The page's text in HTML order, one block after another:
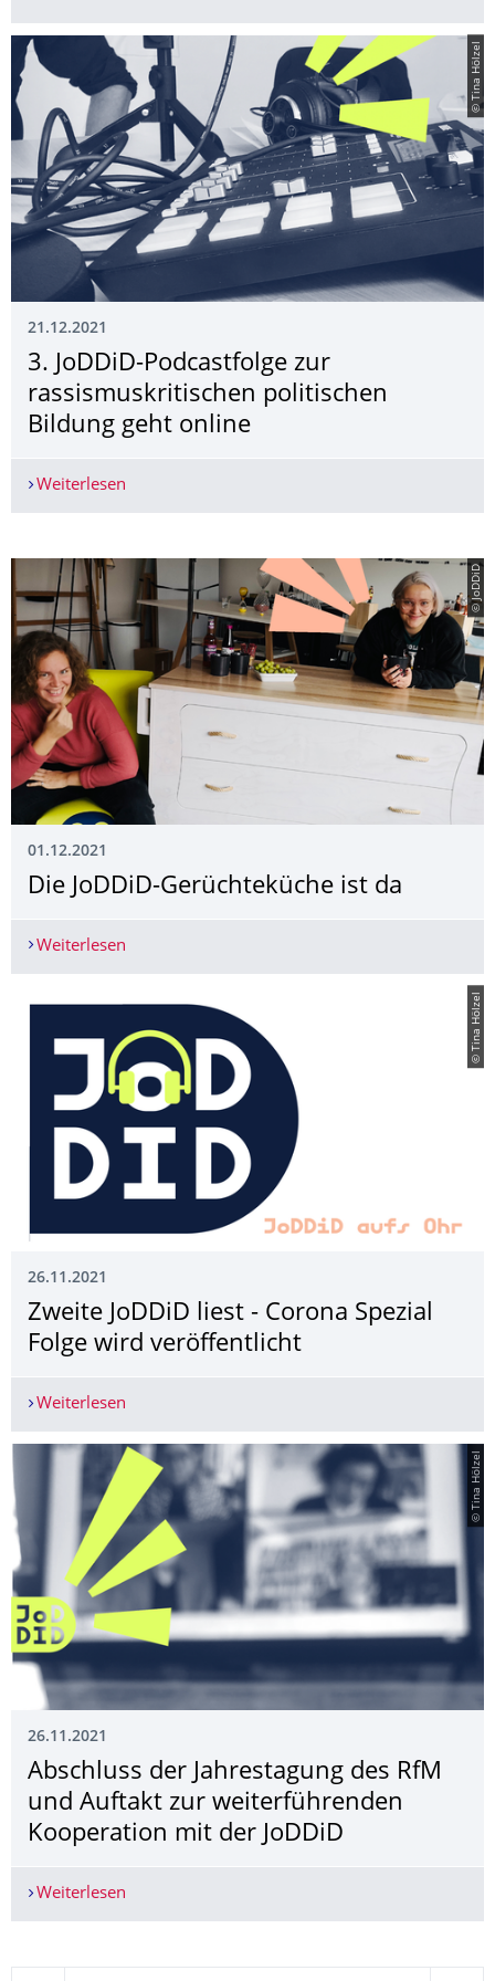
© Tina Hölzel
21.12.2021
3. JoDDiD-Podcastfolge zur
rassismuskriti­schen politischen
Bildung geht online
Weiterlesen
© JoDDiD
01.12.2021
Die JoDDiD-Gerüchteküche ist da
Weiterlesen
© Tina Hölzel
26.11.2021
Zweite JoDDiD liest - Corona Spezial
Folge wird veröffentlicht
Weiterlesen
© Tina Hölzel
26.11.2021
Abschluss der Jahrestagung des RfM
und Auftakt zur weiterführenden
Kooperation mit der JoDDiD
Weiterlesen